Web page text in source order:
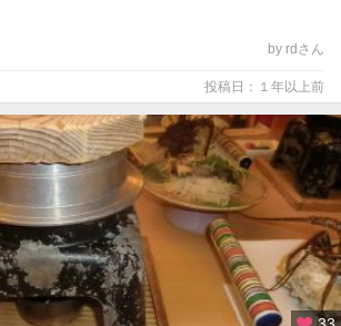
by rdさん
投稿日：１年以上前